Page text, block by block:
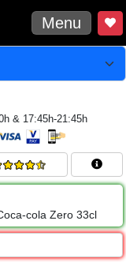
Menu
& 17:45h-21:45h
cola Zero 33cl